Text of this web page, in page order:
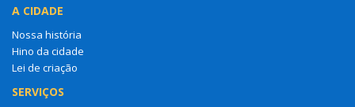
A CIDADE
Nossa história
Hino da cidade
Lei de criação
SERVIÇOS